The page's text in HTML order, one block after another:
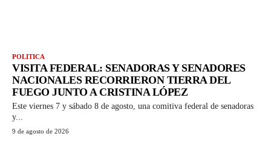
POLITICA
VISITA FEDERAL: SENADORAS Y SENADORES
NACIONALES RECORRIERON TIERRA DEL
FUEGO JUNTO A CRISTINA LÓPEZ
Este viernes 7 y sábado 8 de agosto, una comitiva federal de senadoras
y...
9 de agosto de 2026